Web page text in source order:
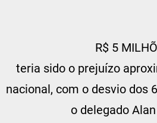
R$ 5
teria sido o prejuízo
nacional, com o desvio dos
o delegado